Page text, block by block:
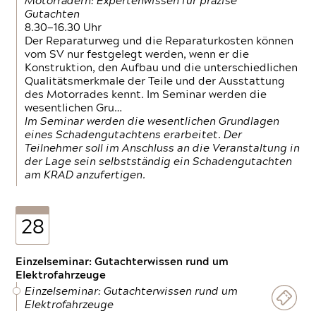
Gutachten
8.30—16.30 Uhr
Der Reparaturweg und die Reparaturkosten können
vom SV nur festgelegt werden, wenn er die
Konstruktion, den Aufbau und die unterschiedlichen
Qualitätsmerkmale der Teile und der Ausstattung
des Motorrades kennt. Im Seminar werden die
wesentlichen Gru…
Im Seminar werden die wesentlichen Grundlagen
eines Schadengutachtens erarbeitet. Der
Teilnehmer soll im Anschluss an die Veranstaltung in
der Lage sein selbstständig ein Schadengutachten
am KRAD anzufertigen.
28
Einzelseminar: Gutachterwissen rund um
Elektrofahrzeuge
Einzelseminar: Gutachterwissen rund um
Elektrofahrzeuge